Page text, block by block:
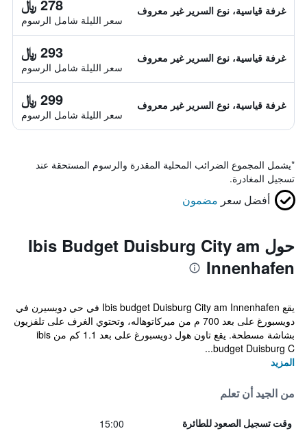
غرفة قياسية، نوع السرير غير معروف 278 ﷼
سعر الليلة شامل الرسوم
غرفة قياسية، نوع السرير غير معروف 293 ﷼
سعر الليلة شامل الرسوم
غرفة قياسية، نوع السرير غير معروف 299 ﷼
سعر الليلة شامل الرسوم
*يشمل المجموع الضرائب المحلية المقدرة والرسوم المستحقة عند
تسجيل المغادرة.
أفضل سعر مضمون
حول Ibis Budget Duisburg City am
Innenhafen
يقع Ibis budget Duisburg City am Innenhafen في حي دويسيرن في
دويسبورغ على بعد 700 م من ميركاتوهاله، وتحتوي الغرف على تلفزيون
بشاشة مسطحة. يقع تاون هول دويسبورغ على بعد 1.1 كم من ibis
budget Duisburg C...
المزيد
من الجيد أن تعلم
وقت تسجيل الصعود للطائرة 15:00